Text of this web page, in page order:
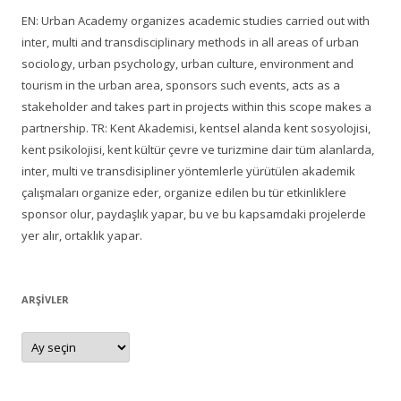
EN: Urban Academy organizes academic studies carried out with
inter, multi and transdisciplinary methods in all areas of urban
sociology, urban psychology, urban culture, environment and
tourism in the urban area, sponsors such events, acts as a
stakeholder and takes part in projects within this scope makes a
partnership. TR: Kent Akademisi, kentsel alanda kent sosyolojisi,
kent psikolojisi, kent kültür çevre ve turizmine dair tüm alanlarda,
inter, multi ve transdisipliner yöntemlerle yürütülen akademik
çalışmaları organize eder, organize edilen bu tür etkinliklere
sponsor olur, paydaşlık yapar, bu ve bu kapsamdaki projelerde
yer alır, ortaklık yapar.
ARŞIVLER
Arşivler